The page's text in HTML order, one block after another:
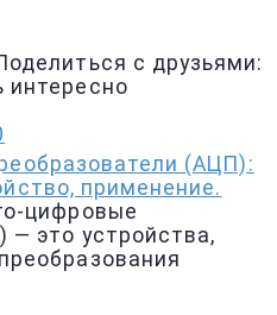
с друзьями:
(АЦП):
применение.
цифровые
— это устройства,